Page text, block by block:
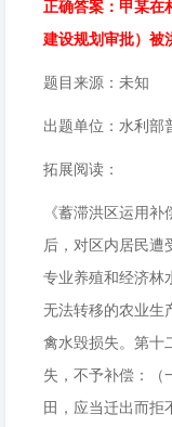
正确答案：甲某在
建设规划审批）被
题目来源：未知
出题单位：水利部
拓展阅读：
《蓄滞洪区运用
后，对区内居民遭
专业养殖和经济林
无法转移的农业生
禽水毁损失。第十
失，不予补偿：（
田，应当迁出而拒